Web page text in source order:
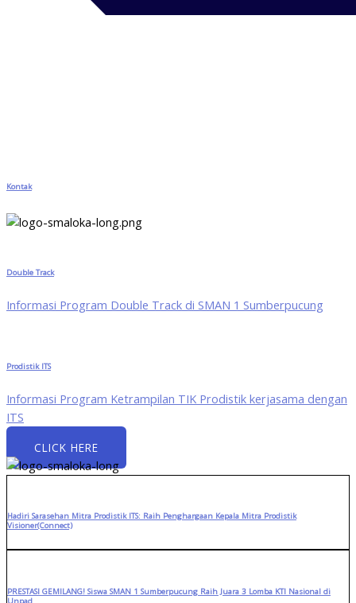
Kontak
Double Track
Informasi Program Double Track di SMAN 1 Sumberpucung
Prodistik ITS
Informasi Program Ketrampilan TIK Prodistik kerjasama dengan
ITS
CLICK HERE
Hadiri Sarasehan Mitra Prodistik ITS: Raih Penghargaan Kepala Mitra Prodistik
Visioner(Connect)
PRESTASI GEMILANG! Siswa SMAN 1 Sumberpucung Raih Juara 3 Lomba KTI Nasional di